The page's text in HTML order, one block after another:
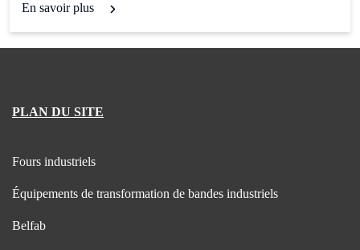
En savoir plus
PLAN DU SITE
Fours industriels
Équipements de transformation de bandes industriels
Belfab